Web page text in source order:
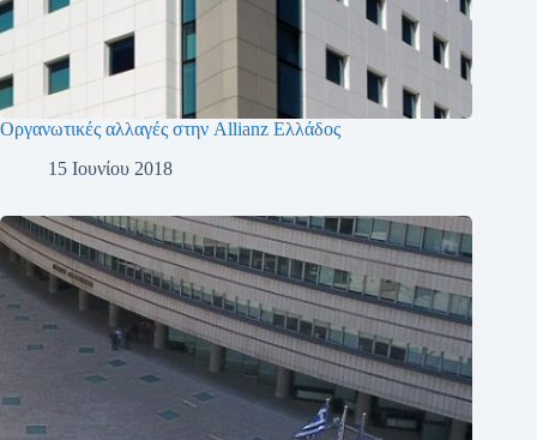
Οργανωτικές αλλαγές στην Allianz Ελλάδος
15 Ιουνίου 2018